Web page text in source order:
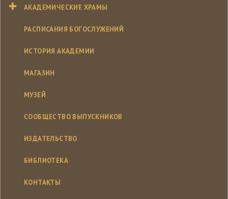
АКАДЕМИЧЕСКИЕ ХРАМЫ
РАСПИСАНИЯ БОГОСЛУЖЕНИЙ
ИСТОРИЯ АКАДЕМИИ
МАГАЗИН
МУЗЕЙ
СООБЩЕСТВО ВЫПУСКНИКОВ
ИЗДАТЕЛЬСТВО
БИБЛИОТЕКА
КОНТАКТЫ